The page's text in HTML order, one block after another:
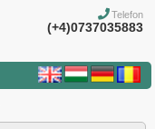
Telefon
(+4)0737035883